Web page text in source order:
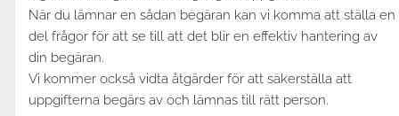
När du lämnar en sådan begäran kan vi komma att ställa en
del frågor för att se till att det blir en effektiv hantering av
din begäran.
Vi kommer också vidta åtgärder för att säkerställa att
uppgifterna begärs av och lämnas till rätt person.